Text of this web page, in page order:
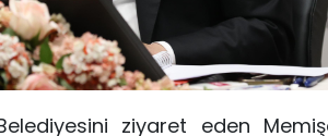
ziyaret eden